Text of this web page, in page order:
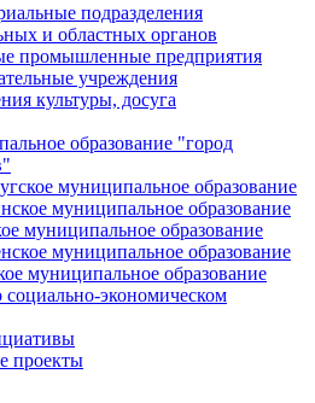
подразделения
и областных органов
промышленные предприятия
учреждения
культуры, досуга
образование "город
муниципальное образование
муниципальное образование
муниципальное образование
муниципальное образование
муниципальное образование
экономическом
проекты